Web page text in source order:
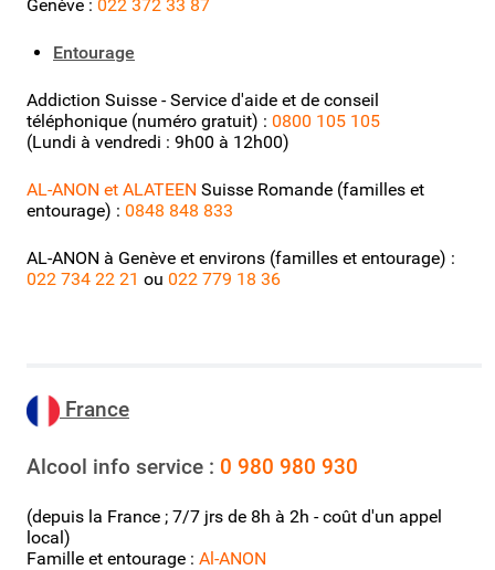
Genève : 022 372 33 87
Entourage
Addiction Suisse - Service d'aide et de conseil
téléphonique (numéro gratuit) : 0800 105 105
(Lundi à vendredi : 9h00 à 12h00)
AL-ANON et ALATEEN Suisse Romande (familles et
entourage) : 0848 848 833
AL-ANON à Genève et environs (familles et entourage) :
022 734 22 21 ou 022 779 18 36
France
Alcool info service : 0 980 980 930
(depuis la France ; 7/7 jrs de 8h à 2h - coût d'un appel
local)
Famille et entourage : Al-ANON